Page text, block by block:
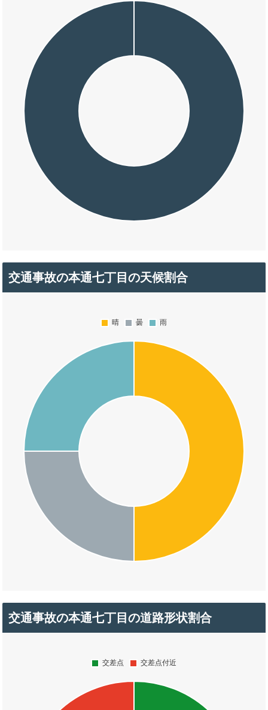
交通事故の本通七丁目の天候割合
交通事故の本通七丁目の道路形状割合